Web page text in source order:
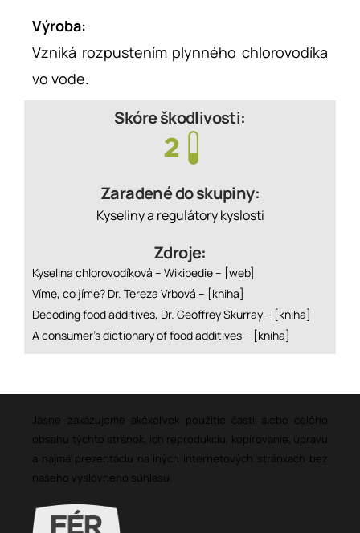
Výroba:
Vzniká rozpustením plynného chlorovodíka
vo vode.
Skóre škodlivosti:
Zaradené do skupiny:
Kyseliny a regulátory kyslosti
Zdroje:
Kyselina chlorovodíková – Wikipedie – [web]
Víme, co jíme? Dr. Tereza Vrbová – [kniha]
Decoding food additives, Dr. Geoffrey Skurray – [kniha]
A consumer’s dictionary of food additives – [kniha]
Jasne zakazujeme akékoľvek použitie časti alebo celého
obsahu týchto stránok, ich reprodukciu, kopírovanie, úpravu
a najmä prezentáciu na iných internetových stránkach bez
našeho výslovneho súhlasu.